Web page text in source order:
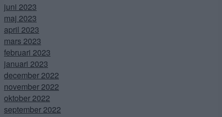
juni 2023
maj 2023
april 2023
mars 2023
februari 2023
januari 2023
december 2022
november 2022
oktober 2022
september 2022